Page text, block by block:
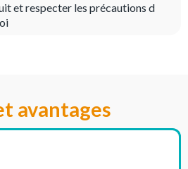
et respecter les précautions d
avantages